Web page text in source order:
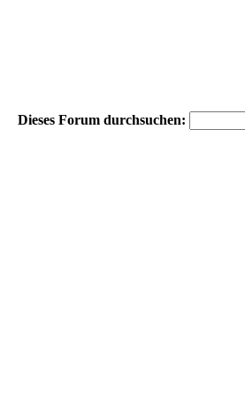
Dieses Forum durchsuchen: